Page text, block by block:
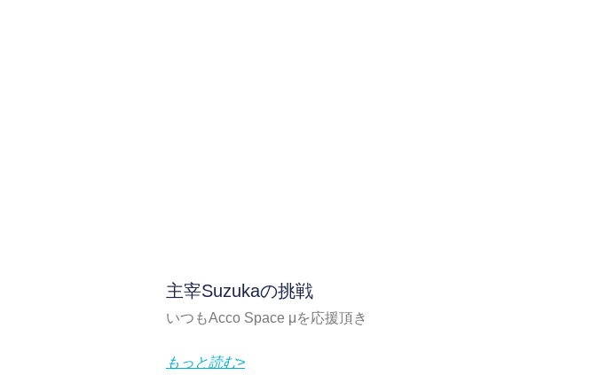
主宰Suzukaの挑戦
いつもAcco Space μを応援頂き
もっと読む>